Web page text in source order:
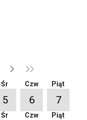
Śr
5
Czw
6
Piąt
7
Śr Czw Piąt